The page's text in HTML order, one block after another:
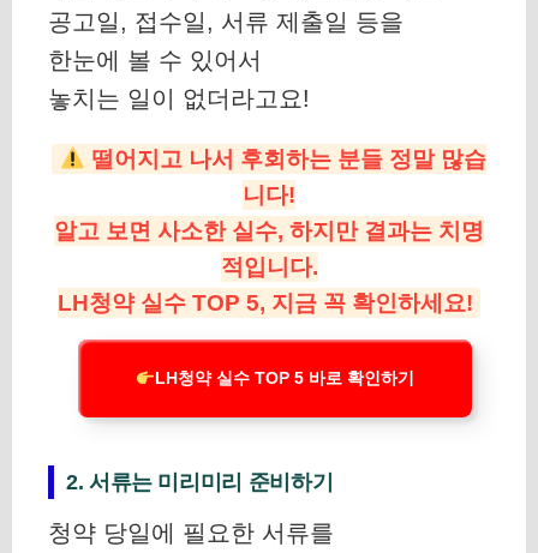
공고일, 접수일, 서류 제출일 등을
한눈에 볼 수 있어서
놓치는 일이 없더라고요!
떨어지고 나서 후회하는 분들 정말 많습
니다!
알고 보면 사소한 실수, 하지만 결과는 치명
적입니다.
LH청약 실수 TOP 5, 지금 꼭 확인하세요!
LH청약 실수 TOP 5 바로 확인하기
2. 서류는 미리미리 준비하기
청약 당일에 필요한 서류를